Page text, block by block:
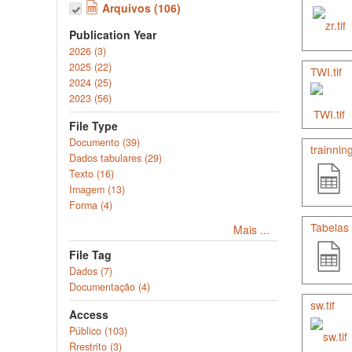
Arquivos (106)
Publication Year
2026 (3)
2025 (22)
2024 (25)
2023 (56)
File Type
Documento (39)
Dados tabulares (29)
Texto (16)
Imagem (13)
Forma (4)
Mais ...
File Tag
Dados (7)
Documentação (4)
Access
Público (103)
Rrestrito (3)
TWI.tif
sw.tif